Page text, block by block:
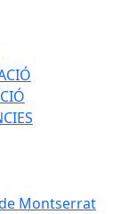
Montserrat